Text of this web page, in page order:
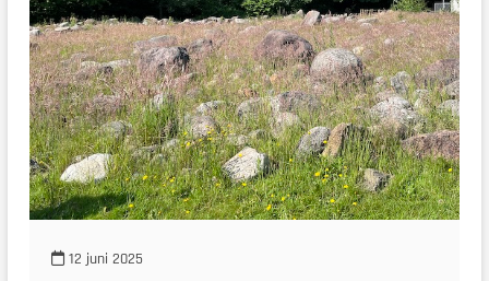
12 juni 2025